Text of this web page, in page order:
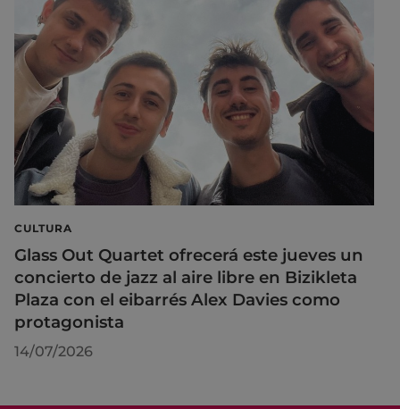
CULTURA
Glass Out Quartet ofrecerá este jueves un
concierto de jazz al aire libre en Bizikleta
Plaza con el eibarrés Alex Davies como
protagonista
14/07/2026